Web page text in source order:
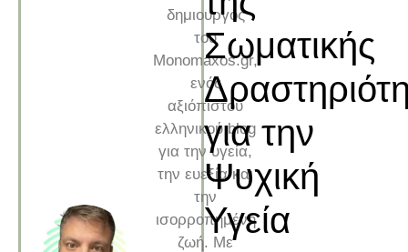
δημιουργός
του
Monomaxos.gr,
ενός
αξιόπιστου
ελληνικού blog
για την υγεία,
την ευεξία και
την
ισορροπημένη
ζωή. Με
Σωματικής
για την
Ψυχική
Υγεία